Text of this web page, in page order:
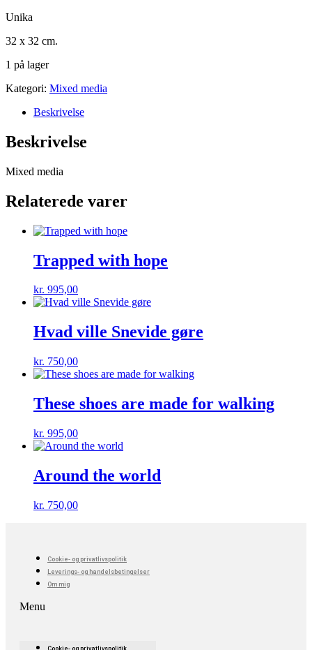
Unika
32 x 32 cm.
1 på lager
Kategori: Mixed media
Beskrivelse
Beskrivelse
Mixed media
Relaterede varer
Trapped with hope
kr. 995,00
Hvad ville Snevide gøre
kr. 750,00
These shoes are made for walking
kr. 995,00
Around the world
kr. 750,00
Cookie- og privatlivspolitik
Leverings- og handelsbetingelser
Om mig
Menu
Cookie- og privatlivspolitik